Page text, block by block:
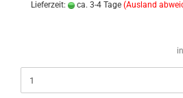
Lieferzeit: ca. 3-4 Tage (Ausland